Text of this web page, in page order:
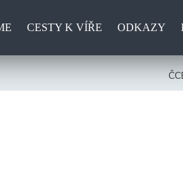
CESTY K VÍŘE ODKAZY